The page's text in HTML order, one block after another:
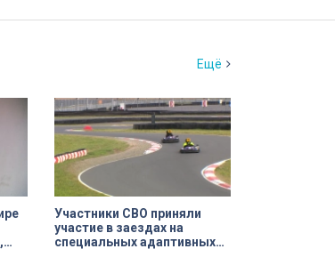
Ещё
Участники СВО приняли
участие в заездах на
специальных адаптивных